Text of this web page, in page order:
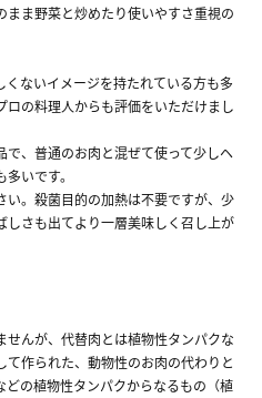
ま野菜と炒めたり使いやすさ重視の
ないイメージを持たれている方も多
の料理人からも評価をいただけまし
、普通のお肉と混ぜて使って少しヘ
いです。
。殺菌目的の加熱は不要ですが、少
しさも出てより一層美味しく召し上が
んが、代替肉とは植物性タンパクな
作られた、動物性のお肉の代わりと
の植物性タンパクからなるもの（植